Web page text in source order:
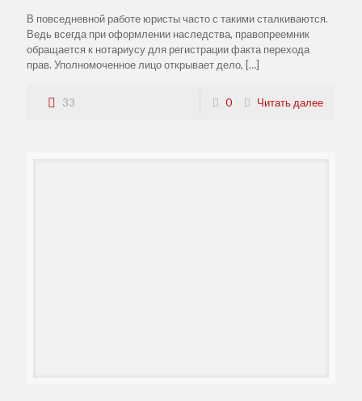
В повседневной работе юристы часто с такими сталкиваются.
Ведь всегда при оформлении наследства, правопреемник
обращается к нотариусу для регистрации факта перехода
прав. Уполномоченное лицо открывает дело, […]
33 0 Читать далее